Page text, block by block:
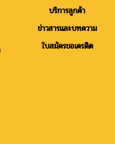
บริการลูกค้า
ข่าวสารและบทความ
ใบสมัครขอเครดิต